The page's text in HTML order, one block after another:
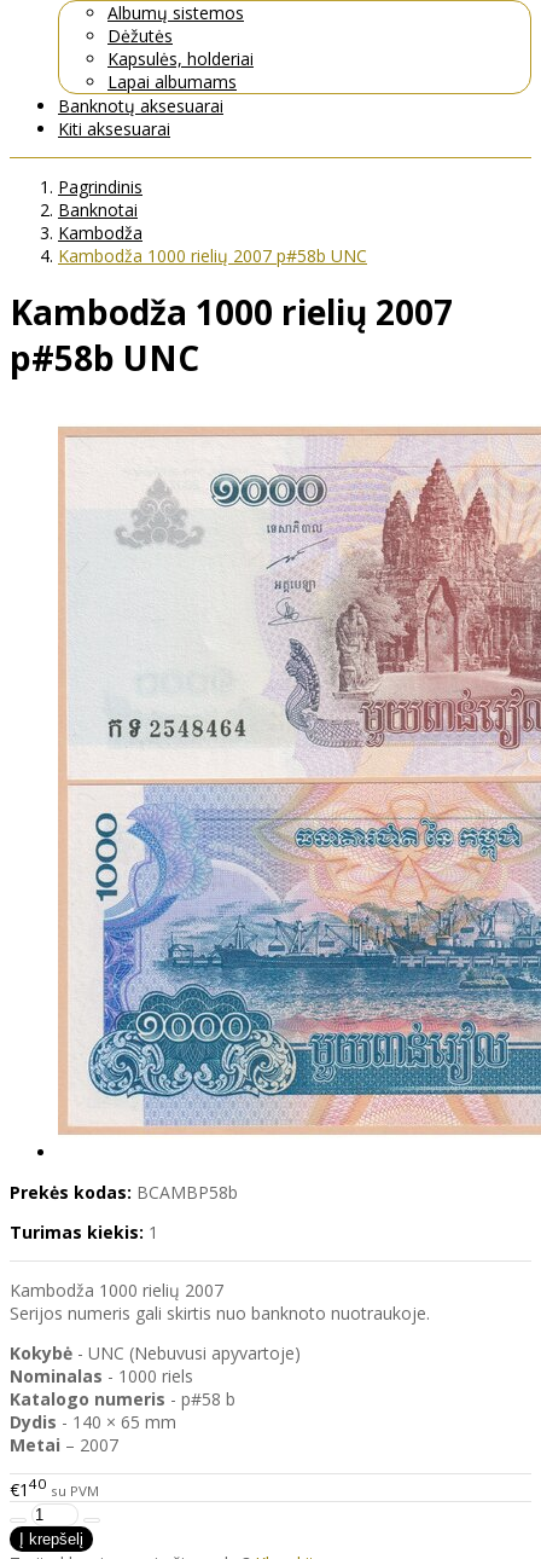
Albumų sistemos
Dėžutės
Kapsulės, holderiai
Lapai albumams
Banknotų aksesuarai
Kiti aksesuarai
Pagrindinis
Banknotai
Kambodža
Kambodža 1000 rielių 2007 p#58b UNC
Kambodža 1000 rielių 2007
p#58b UNC
Prekės kodas: BCAMBP58b
Turimas kiekis: 1
Kambodža 1000 rielių 2007
Serijos numeris gali skirtis nuo banknoto nuotraukoje.
Kokybė - UNC (Nebuvusi apyvartoje)
Nominalas - 1000 riels
Katalogo numeris - p#58 b
Dydis - 140 × 65 mm
Metai – 2007
€1 40 su PVM